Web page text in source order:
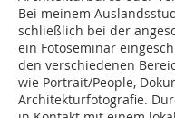
Bei meinem
schließlich bei der
ein Fotoseminar
den verschiedenen
wie Portrait/People,
Architekturfotografie.